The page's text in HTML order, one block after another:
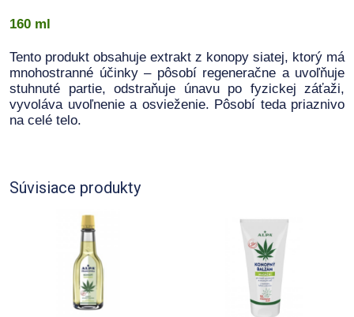
160 ml
Tento produkt obsahuje extrakt z konopy siatej, ktorý má
mnohostranné účinky – pôsobí regeneračne a uvoľňuje
stuhnuté partie, odstraňuje únavu po fyzickej záťaži,
vyvoláva uvoľnenie a osvieženie. Pôsobí teda priaznivo
na celé telo.
Súvisiace produkty